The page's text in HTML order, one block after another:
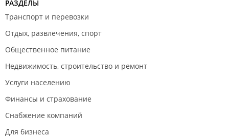
РАЗДЕЛЫ
Транспорт и перевозки
Отдых, развлечения, спорт
Общественное питание
Недвижимость, строительство и ремонт
Услуги населению
Финансы и страхование
Снабжение компаний
Для бизнеса